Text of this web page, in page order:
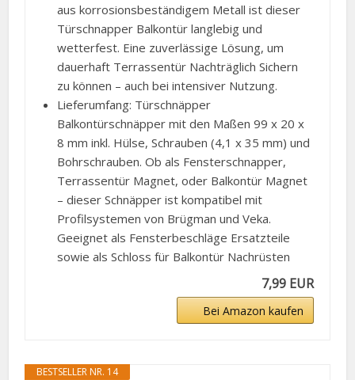
aus korrosionsbeständigem Metall ist dieser
Türschnapper Balkontür langlebig und
wetterfest. Eine zuverlässige Lösung, um
dauerhaft Terrassentür Nachträglich Sichern
zu können – auch bei intensiver Nutzung.
Lieferumfang: Türschnäpper
Balkontürschnäpper mit den Maßen 99 x 20 x
8 mm inkl. Hülse, Schrauben (4,1 x 35 mm) und
Bohrschrauben. Ob als Fensterschnapper,
Terrassentür Magnet, oder Balkontür Magnet
– dieser Schnäpper ist kompatibel mit
Profilsystemen von Brügman und Veka.
Geeignet als Fensterbeschläge Ersatzteile
sowie als Schloss für Balkontür Nachrüsten
7,99 EUR
Bei Amazon kaufen
BESTSELLER NR. 14